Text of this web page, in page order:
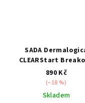
SADA
CLEARStart
Clearing Kit
890 Kč
(–18 %)
Skladem